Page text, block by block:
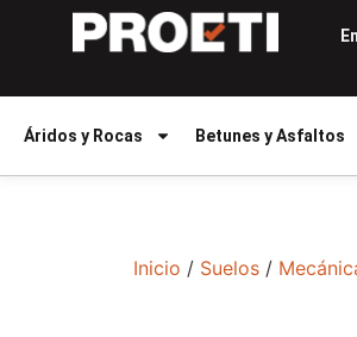
Áridos y Rocas Betunes y Asfaltos
Inicio / Suelos /